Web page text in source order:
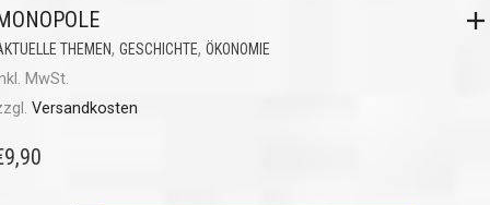
THEMEN, GESCHICHTE, ÖKONOMIE
MwSt.
Versandkosten
9,90